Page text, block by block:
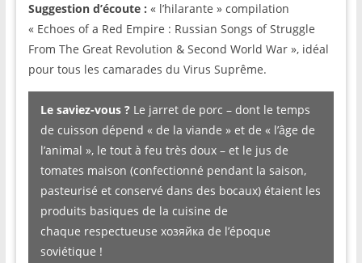
Suggestion d’écoute : « l’hilarante » compilation
« Echoes of a Red Empire : Russian Songs of Struggle
From The Great Revolution & Second World War », idéal
pour tous les camarades du Virus Suprême.
Le saviez-vous ?Le jarret de porc – dont le temps
de cuisson dépend « de la viande » et de « l’âge de
l’animal », le tout à feu très doux – et le jus de
tomates maison (confectionné pendant la saison,
pasteurisé et conservé dans des bocaux) étaient les
produits basiques de la cuisine de
chaque respectueuse хозяйка de l’époque
soviétique !